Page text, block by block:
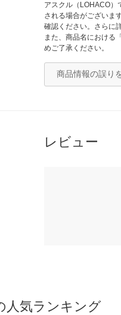
アスクル（LOHACO）
される場合がございま
確認ください。さらに
また、商品名における
めご了承ください。
商品情報の誤り
レビュー
人気ランキング